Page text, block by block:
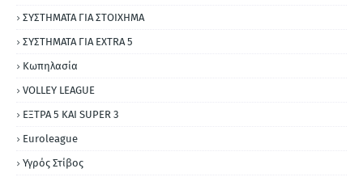
ΣΥΣΤΗΜΑΤΑ ΓΙΑ ΣΤΟΙΧΗΜΑ
ΣΥΣΤΗΜΑΤΑ ΓΙΑ ΕΧΤRΑ 5
Κωπηλασία
VOLLEY LEAGUE
ΕΞΤΡΑ 5 ΚΑΙ SUPER 3
Εuroleague
Υγρός Στίβος